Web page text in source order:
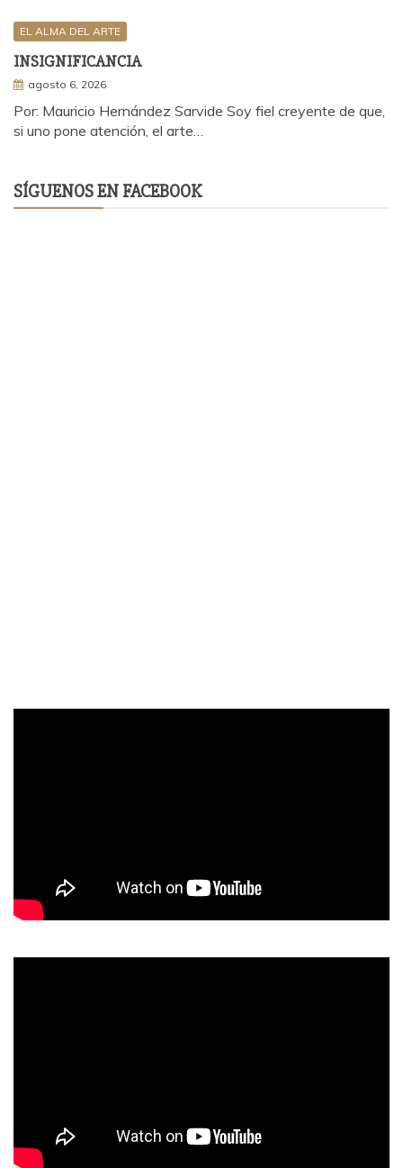
EL ALMA DEL ARTE
INSIGNIFICANCIA
agosto 6, 2026
Por: Mauricio Hernández Sarvide Soy fiel creyente de que,
si uno pone atención, el arte…
SÍGUENOS EN FACEBOOK